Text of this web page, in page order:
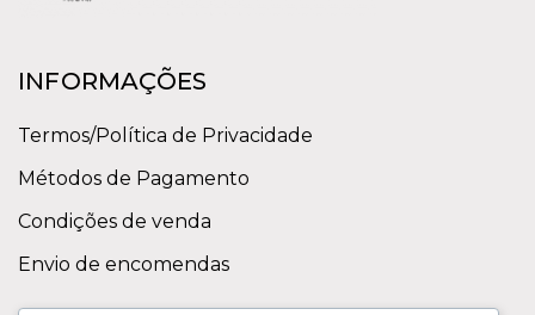
INFORMAÇÕES
Termos/Política de Privacidade
Métodos de Pagamento
Condições de venda
Envio de encomendas